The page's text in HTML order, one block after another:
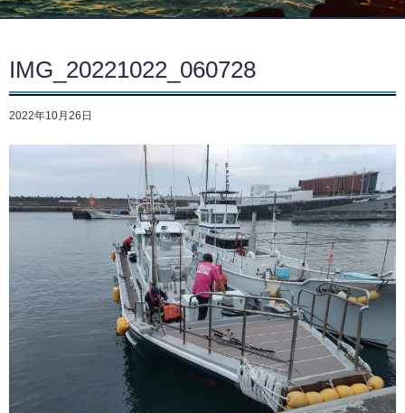
IMG_20221022_060728
2022年10月26日